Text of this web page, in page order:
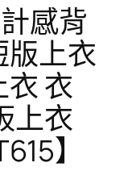
感背
版上衣
衣
上衣
】